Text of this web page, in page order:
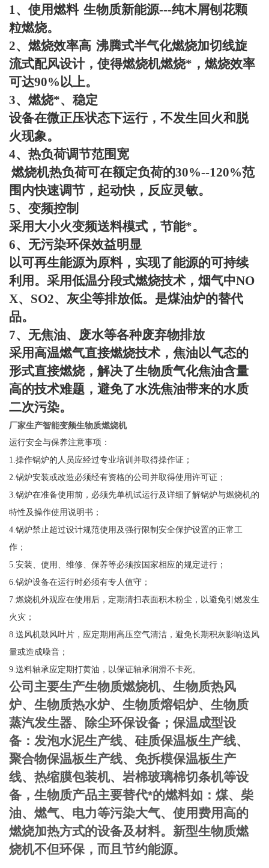
1、使用燃料 生物质新能源---纯木屑刨花颗
粒燃烧。
2、燃烧效率高 沸腾式半气化燃烧加切线旋
流式配风设计，使得燃烧机燃烧*，燃烧效率
可达90%以上。
3、燃烧*、稳定
设备在微正压状态下运行，不发生回火和脱
火现象。
4、热负荷调节范围宽
燃烧机热负荷可在额定负荷的30%--120%范
围内快速调节，起动快，反应灵敏。
5、变频控制
采用大小火变频送料模式，节能*。
6、无污染环保效益明显
以可再生能源为原料，实现了能源的可持续
利用。采用低温分段式燃烧技术，烟气中NO
X、 SO2、灰尘等排放低。是煤油炉的替代
品。
7、无焦油、废水等各种废弃物排放
采用高温燃气直接燃烧技术，焦油以气态的
形式直接燃烧，解决了生物质气化焦油含量
高的技术难题，避免了水洗焦油带来的水质
二次污染。
厂家生产智能变频生物质燃烧机
运行安全与保养注意事项：
1.操作锅炉的人员应经过专业培训并取得操作证；
2.锅炉安装或改造必须经有资格的公司并取得使用许可证；
3.锅炉在准备使用前，必须先单机试运行及详细了解锅炉与燃烧机的
特性及操作使用说明书；
4.锅炉禁止超过设计规范使用及强行限制安全保护设置的正常工
作；
5.安装、使用、维修、保养等必须按国家相应的规定进行；
6.锅炉设备在运行时必须有专人值守；
7.燃烧机外观应在使用后，定期清扫表面积木粉尘，以避免引燃发生
火灾；
8.送风机鼓风叶片，应定期用高压空气清洁，避免长期积灰影响送风
量或造成噪音；
9.送料轴承应定期打黄油，以保证轴承润滑不卡死。
公司主要生产生物质燃烧机、生物质热风
炉、生物质热水炉、生物质熔铝炉、生物质
蒸汽发生器、除尘环保设备；保温成型设
备：发泡水泥生产线、硅质保温板生产线、
聚合物保温板生产线、免拆模保温板生产
线、热缩膜包装机、岩棉玻璃棉切条机等设
备，生物质产品主要替代*的燃料如：煤、柴
油、燃气、电力等污染大气、使用费用高的
燃烧加热方式的设备及材料。新型生物质燃
烧机不但环保，而且节约能源。